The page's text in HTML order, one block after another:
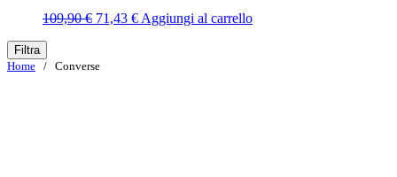
109,90€ Il
era:
71,43 €IlAggiungi al carrello
Filtra
Home / Converse